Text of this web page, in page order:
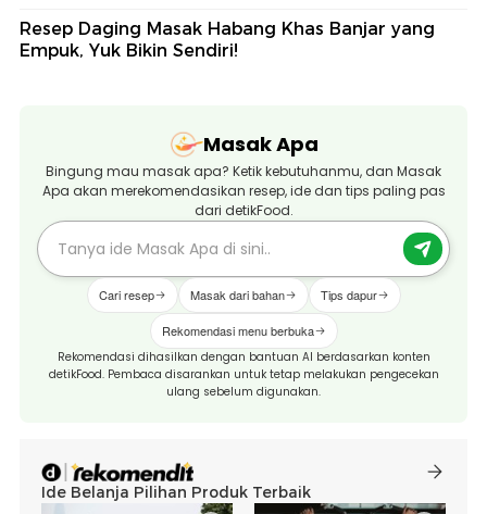
Resep Daging Masak Habang Khas Banjar yang
Empuk, Yuk Bikin Sendiri!
Masak Apa
Bingung mau masak apa? Ketik kebutuhanmu, dan Masak
Apa akan merekomendasikan resep, ide dan tips paling pas
dari detikFood.
Cari resep Masak dari bahan Tips dapur
Rekomendasi menu berbuka
Rekomendasi dihasilkan dengan bantuan AI berdasarkan konten
detikFood. Pembaca disarankan untuk tetap melakukan pengecekan
ulang sebelum digunakan.